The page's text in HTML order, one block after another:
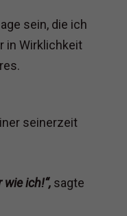
sein, die ich
in Wirklichkeit
seinerzeit
ich!“, sagte